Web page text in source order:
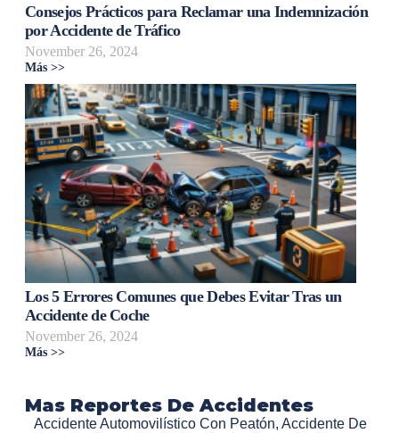
Consejos Prácticos para Reclamar una Indemnización
por Accidente de Tráfico
November 26, 2024
Más >>
Los 5 Errores Comunes que Debes Evitar Tras un
Accidente de Coche
November 26, 2024
Más >>
Mas Reportes De Accidentes
Accidente Automovilístico Con Peatón, Accidente De